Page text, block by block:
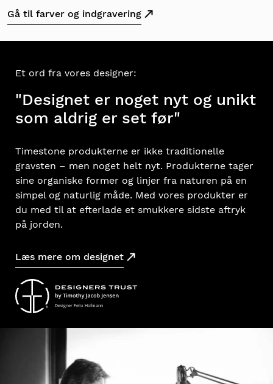
Gå til farver og indgravering
Et ord fra vores designer:
"Designet er noget nyt og unikt
som aldrig er set før"
Timestone produkterne er ikke traditionelle
gravsten – men noget helt nyt. Produkterne tager
sine organiske former og linjer fra naturen på en
simpel og naturlig måde. Med vores produkter er
du med til at efterlade et smukkere sidste aftryk
på jorden.
Læs mere om designet
Designer Felix Hofmann